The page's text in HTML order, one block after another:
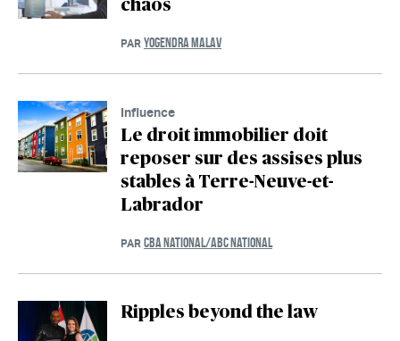
chaos
PAR YOGENDRA MALAV
Influence
Le droit immobilier doit
reposer sur des assises plus
stables à Terre-Neuve-et-
Labrador
PAR CBA NATIONAL/ABC NATIONAL
Ripples beyond the law